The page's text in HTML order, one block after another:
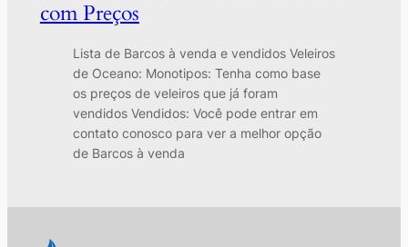
com Preços
Lista de Barcos à venda e vendidos Veleiros
de Oceano: Monotipos: Tenha como base
os preços de veleiros que já foram
vendidos Vendidos: Você pode entrar em
contato conosco para ver a melhor opção
de Barcos à venda